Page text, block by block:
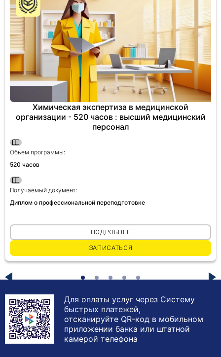
Химическая экспертиза в медицинской
организации - 520 часов : высший медицинский
персонал
Обьем программы:
520 часов
Получаемый документ:
Диплом о профессиональной переподготовке
ПОДРОБНЕЕ
ЗАПИСАТЬСЯ
Для оплаты услуг через Систему
быстрых платежей,
отсканируйте QR-код в мобильном
приложении банка или штатной
камерой телефона